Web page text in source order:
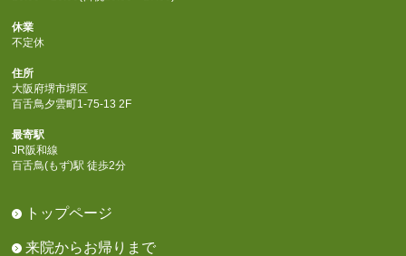
休業
不定休
住所
大阪府堺市堺区
百舌鳥夕雲町1-75-13 2F
最寄駅
JR阪和線
百舌鳥(もず)駅 徒歩2分
トップページ
来院からお帰りまで